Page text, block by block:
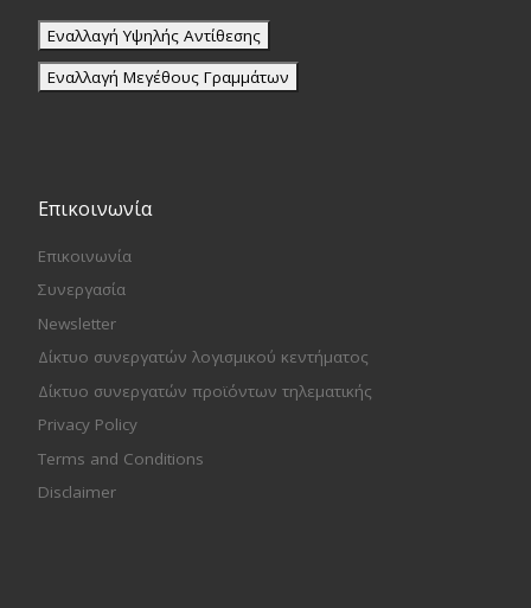
Εναλλαγή Υψηλής Αντίθεσης
Εναλλαγή Μεγέθους Γραμμάτων
Επικοινωνία
Επικοινωνία
Συνεργασία
Newsletter
Δίκτυο συνεργατών λογισμικού κεντήματος
Δίκτυο συνεργατών προϊόντων τηλεματικής
Privacy Policy
Terms and Conditions
Disclaimer